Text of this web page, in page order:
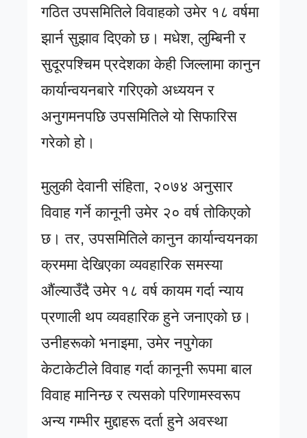
गठित उपसमितिले विवाहको उमेर १८ वर्षमा
झार्न सुझाव दिएको छ। मधेश, लुम्बिनी र
सुदूरपश्चिम प्रदेशका केही जिल्लामा कानुन
कार्यान्वयनबारे गरिएको अध्ययन र
अनुगमनपछि उपसमितिले यो सिफारिस
गरेको हो।
मुलुकी देवानी संहिता, २०७४ अनुसार
विवाह गर्ने कानूनी उमेर २० वर्ष तोकिएको
छ। तर, उपसमितिले कानुन कार्यान्वयनका
क्रममा देखिएका व्यवहारिक समस्या
औंल्याउँदै उमेर १८ वर्ष कायम गर्दा न्याय
प्रणाली थप व्यवहारिक हुने जनाएको छ।
उनीहरूको भनाइमा, उमेर नपुगेका
केटाकेटीले विवाह गर्दा कानूनी रूपमा बाल
विवाह मानिन्छ र त्यसको परिणामस्वरूप
अन्य गम्भीर मुद्दाहरू दर्ता हुने अवस्था